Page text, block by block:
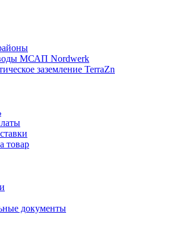
МСАП Nordwerk
заземление TerraZn
товар
документы